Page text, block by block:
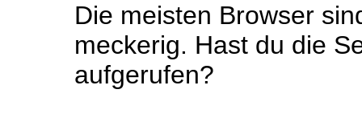
Die meisten Browser
meckerig. Hast du die
aufgerufen?